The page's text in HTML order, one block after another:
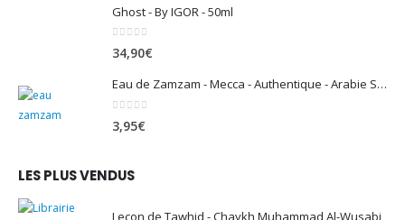
Ghost - By IGOR - 50ml
0 sur 5
34,90€
Eau de Zamzam - Mecca - Authentique - Arabie Saoudite - 500 ml
3,95€
LES PLUS VENDUS
Leçon de Tawhid - Chaykh Muhammad Al-Wusabi